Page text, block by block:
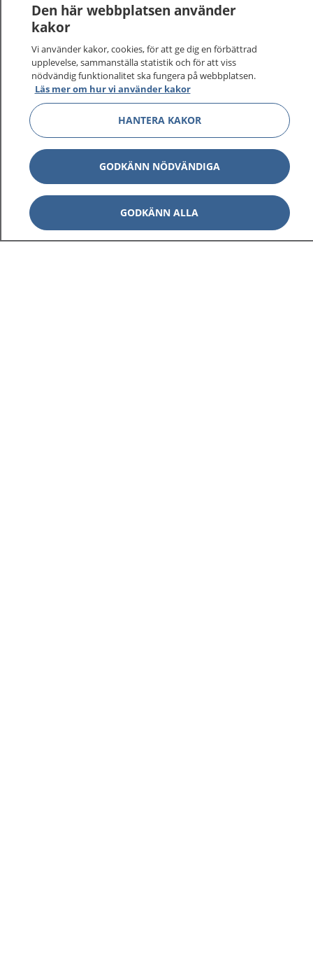
Den här webbplatsen använder
kakor
Vi använder kakor, cookies, för att ge dig en förbättrad
upplevelse, sammanställa statistik och för att viss
nödvändig funktionalitet ska fungera på webbplatsen.
Läs mer om hur vi använder kakor
HANTERA KAKOR
GODKÄNN NÖDVÄNDIGA
GODKÄNN ALLA